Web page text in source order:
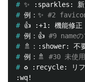
# ✨ :sparkles: 新
# 例：✨ #2 favicon
#
# 例：👍 #9 nameの
#
# 例：🚿 #30 未使
#